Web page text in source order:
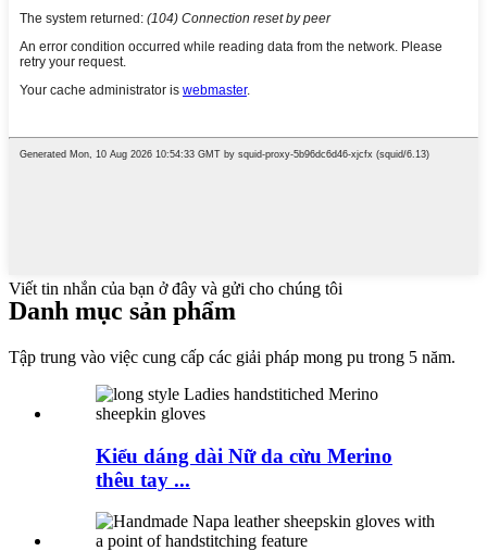
Viết tin nhắn của bạn ở đây và gửi cho chúng tôi
Danh mục sản phẩm
Tập trung vào việc cung cấp các giải pháp mong pu trong 5 năm.
Kiểu dáng dài Nữ da cừu Merino
thêu tay ...